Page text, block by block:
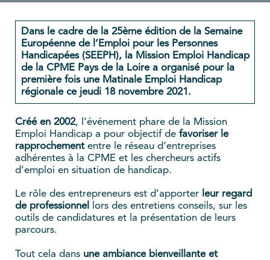
Dans le cadre de la 25ème édition de la Semaine
Européenne de l’Emploi pour les Personnes
Handicapées (SEEPH), la Mission Emploi Handicap
de la CPME Pays de la Loire a organisé pour la
première fois une Matinale Emploi Handicap
régionale ce jeudi 18 novembre 2021.
Créé en 2002, l’événement phare de la Mission
Emploi Handicap a pour objectif de favoriser le
rapprochemententre le réseau d’entreprises
adhérentes à la CPME et les chercheurs actifs
d’emploi en situation de handicap.
Le rôle des entrepreneurs est d’apporter leur regard
de professionnel
lors des entretiens conseils, sur les
outils de candidatures et la présentation de leurs
parcours.
Tout cela dans une ambiance bienveillante et